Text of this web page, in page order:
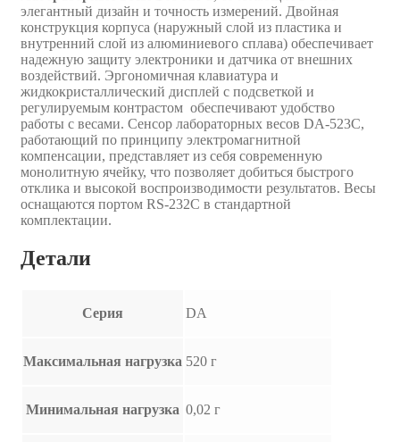
элегантный дизайн и точность измерений. Двойная
конструкция корпуса (наружный слой из пластика и
внутренний слой из алюминиевого сплава) обеспечивает
надежную защиту электроники и датчика от внешних
воздействий. Эргономичная клавиатура и
жидкокристаллический дисплей с подсветкой и
регулируемым контрастом обеспечивают удобство
работы с весами. Сенсор лабораторных весов DA-523C,
работающий по принципу электромагнитной
компенсации, представляет из себя современную
монолитную ячейку, что позволяет добиться быстрого
отклика и высокой воспроизводимости результатов. Весы
оснащаются портом RS-232C в стандартной
комплектации.
Детали
Серия DA
Максимальная нагрузка 520 г
Минимальная нагрузка 0,02 г